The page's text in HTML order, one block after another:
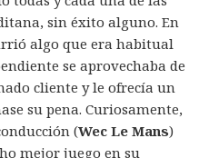
sin éxito alguno. En
algo que era habitual
se aprovechaba de
cliente y le ofrecía un
su pena. Curiosamente,
(Wec Le Mans)
mejor juego en su